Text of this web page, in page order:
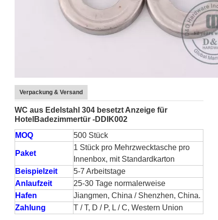
Verpackung & Versand
WC aus Edelstahl 304 besetzt Anzeige für
Hotel Badezimmertür -DDIK002
MOQ
500 Stück
Paket
1 Stück pro Mehrzwecktasche pro
Innenbox, mit Standardkarton
Beispielzeit
5-7 Arbeitstage
Anlaufzeit
25-30 Tage normalerweise
Hafen
Jiangmen, China / Shenzhen, China.
Zahlung
T / T, D / P, L / C, Western Union